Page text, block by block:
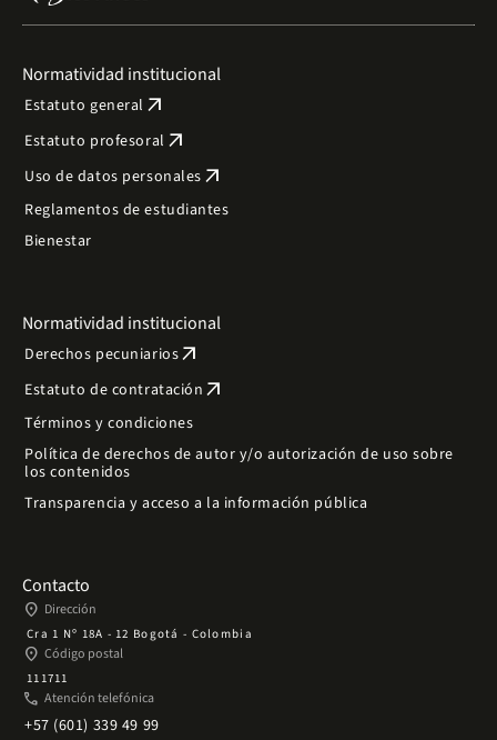
Normatividad institucional
Estatuto general arrow_outward
Estatuto profesoral arrow_outward
Uso de datos personales arrow_outward
Reglamentos de estudiantes
Bienestar
Normatividad institucional
Derechos pecuniariosarrow_outward
Estatuto de contratación arrow_outward
Términos y condiciones
Política de derechos de autor y/o autorización de uso sobre
los contenidos
Transparencia y acceso a la información pública
Contacto
place Dirección
Cra 1 Nº 18A - 12 Bogotá - Colombia
place Código postal
111711
phone Atención telefónica
+57 (601) 339 49 99